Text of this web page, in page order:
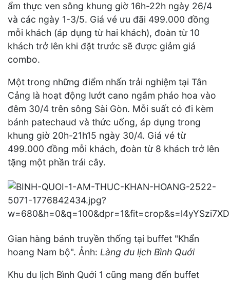
ẩm thực ven sông khung giờ 16h-22h ngày 26/4
và các ngày 1-3/5. Giá vé ưu đãi 499.000 đồng
mỗi khách (áp dụng từ hai khách), đoàn từ 10
khách trở lên khi đặt trước sẽ được giảm giá
combo.
Một trong những điểm nhấn trải nghiệm tại Tân
Cảng là hoạt động lướt cano ngắm pháo hoa vào
đêm 30/4 trên sông Sài Gòn. Mỗi suất có đi kèm
bánh patechaud và thức uống, áp dụng trong
khung giờ 20h-21h15 ngày 30/4. Giá vé từ
499.000 đồng mỗi khách, đoàn từ 8 khách trở lên
tặng một phần trái cây.
Gian hàng bánh truyền thống tại buffet "Khẩn
hoang Nam bộ". Ảnh: Làng du lịch Bình Quới
Khu du lịch Bình Quới 1 cũng mang đến buffet